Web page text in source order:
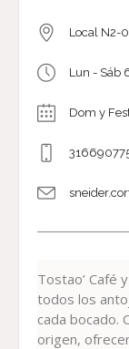
Local N2-
Lun - Sáb
Dom y
Tostao’ Café
todos los
cada bocado.
origen,